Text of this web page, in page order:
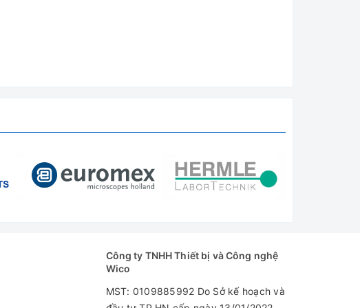
Công ty TNHH Thiết bị và Công nghệ
Wico
MST: 0109885992 Do Sở kế hoạch và